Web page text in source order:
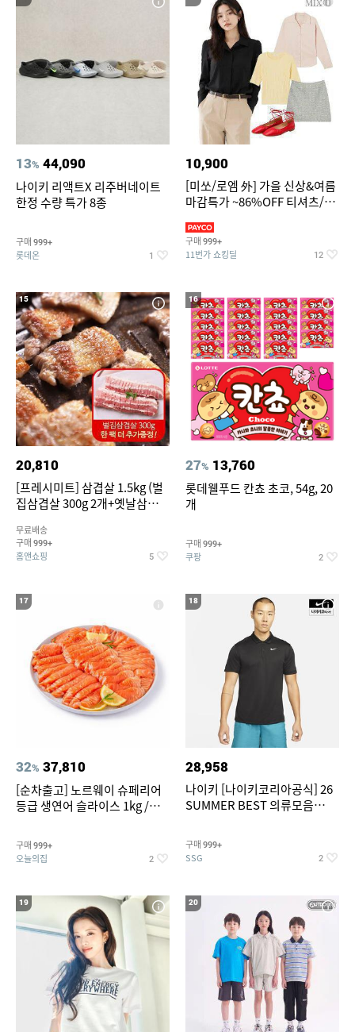
13% 44,090
나이키 리액트X 리주버네이트
한정 수량 특가 8종
구매 999+
롯데온 1
10,900
[미쏘/로엠 外] 가을 신상&여름
마감특가 ~86%OFF 티셔츠/슬
구매 999+
11번가 쇼킹딜 12
15
20,810
[프레시미트] 삼겹살 1.5kg (벌
집삼겹살 300g 2개+옛날삼겹살
팩 추가증정)
무료배송
구매 999+
홈앤쇼핑 5
16
27% 13,760
롯데웰푸드 칸쵸 초코, 54g, 20
개
구매 999+
쿠팡 2
17
32% 37,810
[순차출고] 노르웨이 슈페리어
등급 생연어 슬라이스 1kg /
구매 999+
오늘의집 2
18
28,958
나이키 [나이키코리아공식] 26
SUMMER BEST 의류모음
구매 999+
SSG 2
19 20